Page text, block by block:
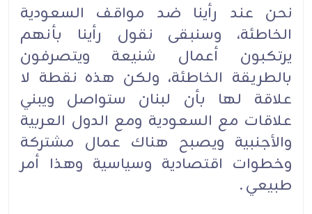
نحن عند رأينا ضد مواقف السعودية
الخاطئة، وسنبقى نقول رأينا بأنهم
يرتكبون أعمال شنيعة ويتصرفون
بالطريقة الخاطئة، ولكن هذه نقطة لا
علاقة لها بأن لبنان ستواصل ويبني
علاقات مع السعودية ومع الدول العربية
والأجنبية ويصبح هناك عمال مشتركة
وخطوات اقتصادية وسياسية وهذا أمر
طبيعي .